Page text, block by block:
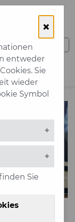
×
entweder
Sie
wieder
Symbol
Sie
MENÜ